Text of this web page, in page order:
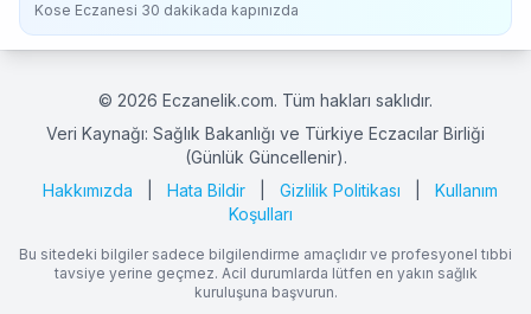
Kose Eczanesi 30 dakikada kapınızda
© 2026 Eczanelik.com. Tüm hakları saklıdır.
Veri Kaynağı: Sağlık Bakanlığı ve Türkiye Eczacılar Birliği
(Günlük Güncellenir).
Hakkımızda
Hata Bildir Gizlilik Politikası
Kullanım
Koşulları
Bu sitedeki bilgiler sadece bilgilendirme amaçlıdır ve profesyonel tıbbi
tavsiye yerine geçmez. Acil durumlarda lütfen en yakın sağlık
kuruluşuna başvurun.